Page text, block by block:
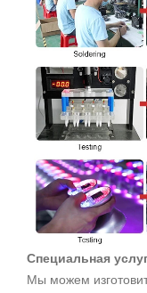
Специальная
Мы можем